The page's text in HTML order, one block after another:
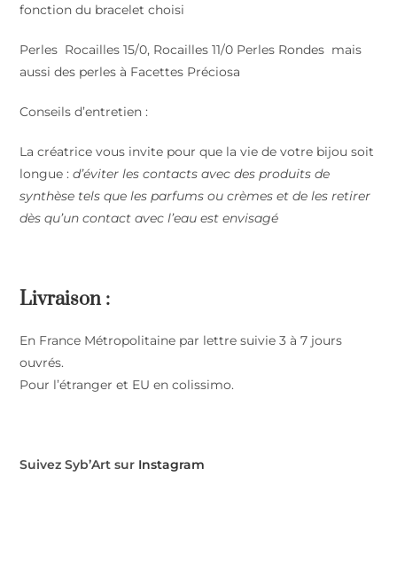
fonction du bracelet choisi
Perles Rocailles 15/0, Rocailles 11/0 Perles Rondes mais
aussi des perles à Facettes Préciosa
Conseils d’entretien :
La créatrice vous invite pour que la vie de votre bijou soit
longue : d’éviter les contacts avec des produits de
synthèse tels que les parfums ou crèmes et de les retirer
dès qu’un contact avec l’eau est envisagé
Livraison :
En France Métropolitaine par lettre suivie 3 à 7 jours
ouvrés.
Pour l’étranger et EU en colissimo.
Suivez Syb’Art sur Instagram